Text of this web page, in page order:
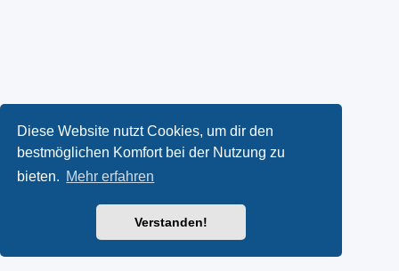
Diese Website nutzt Cookies, um dir den
bestmöglichen Komfort bei der Nutzung zu
bieten. Mehr erfahren
Verstanden!